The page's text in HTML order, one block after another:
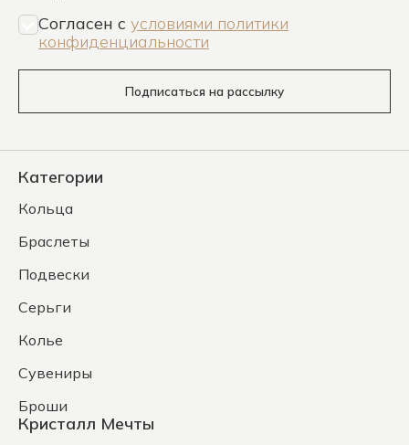
Согласен c условиями политики
конфиденциальности
Подписаться на рассылку
Категории
Кольца
Браслеты
Подвески
Серьги
Колье
Сувениры
Броши
Кристалл Мечты